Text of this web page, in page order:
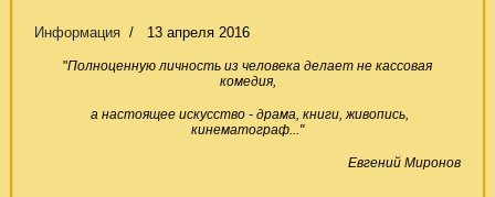
Информация 13 апреля 2016
"Полноценную личность из человека делает не кассовая
комедия,
а настоящее искусство - драма, книги, живопись,
кинематограф..."
Евгений Миронов